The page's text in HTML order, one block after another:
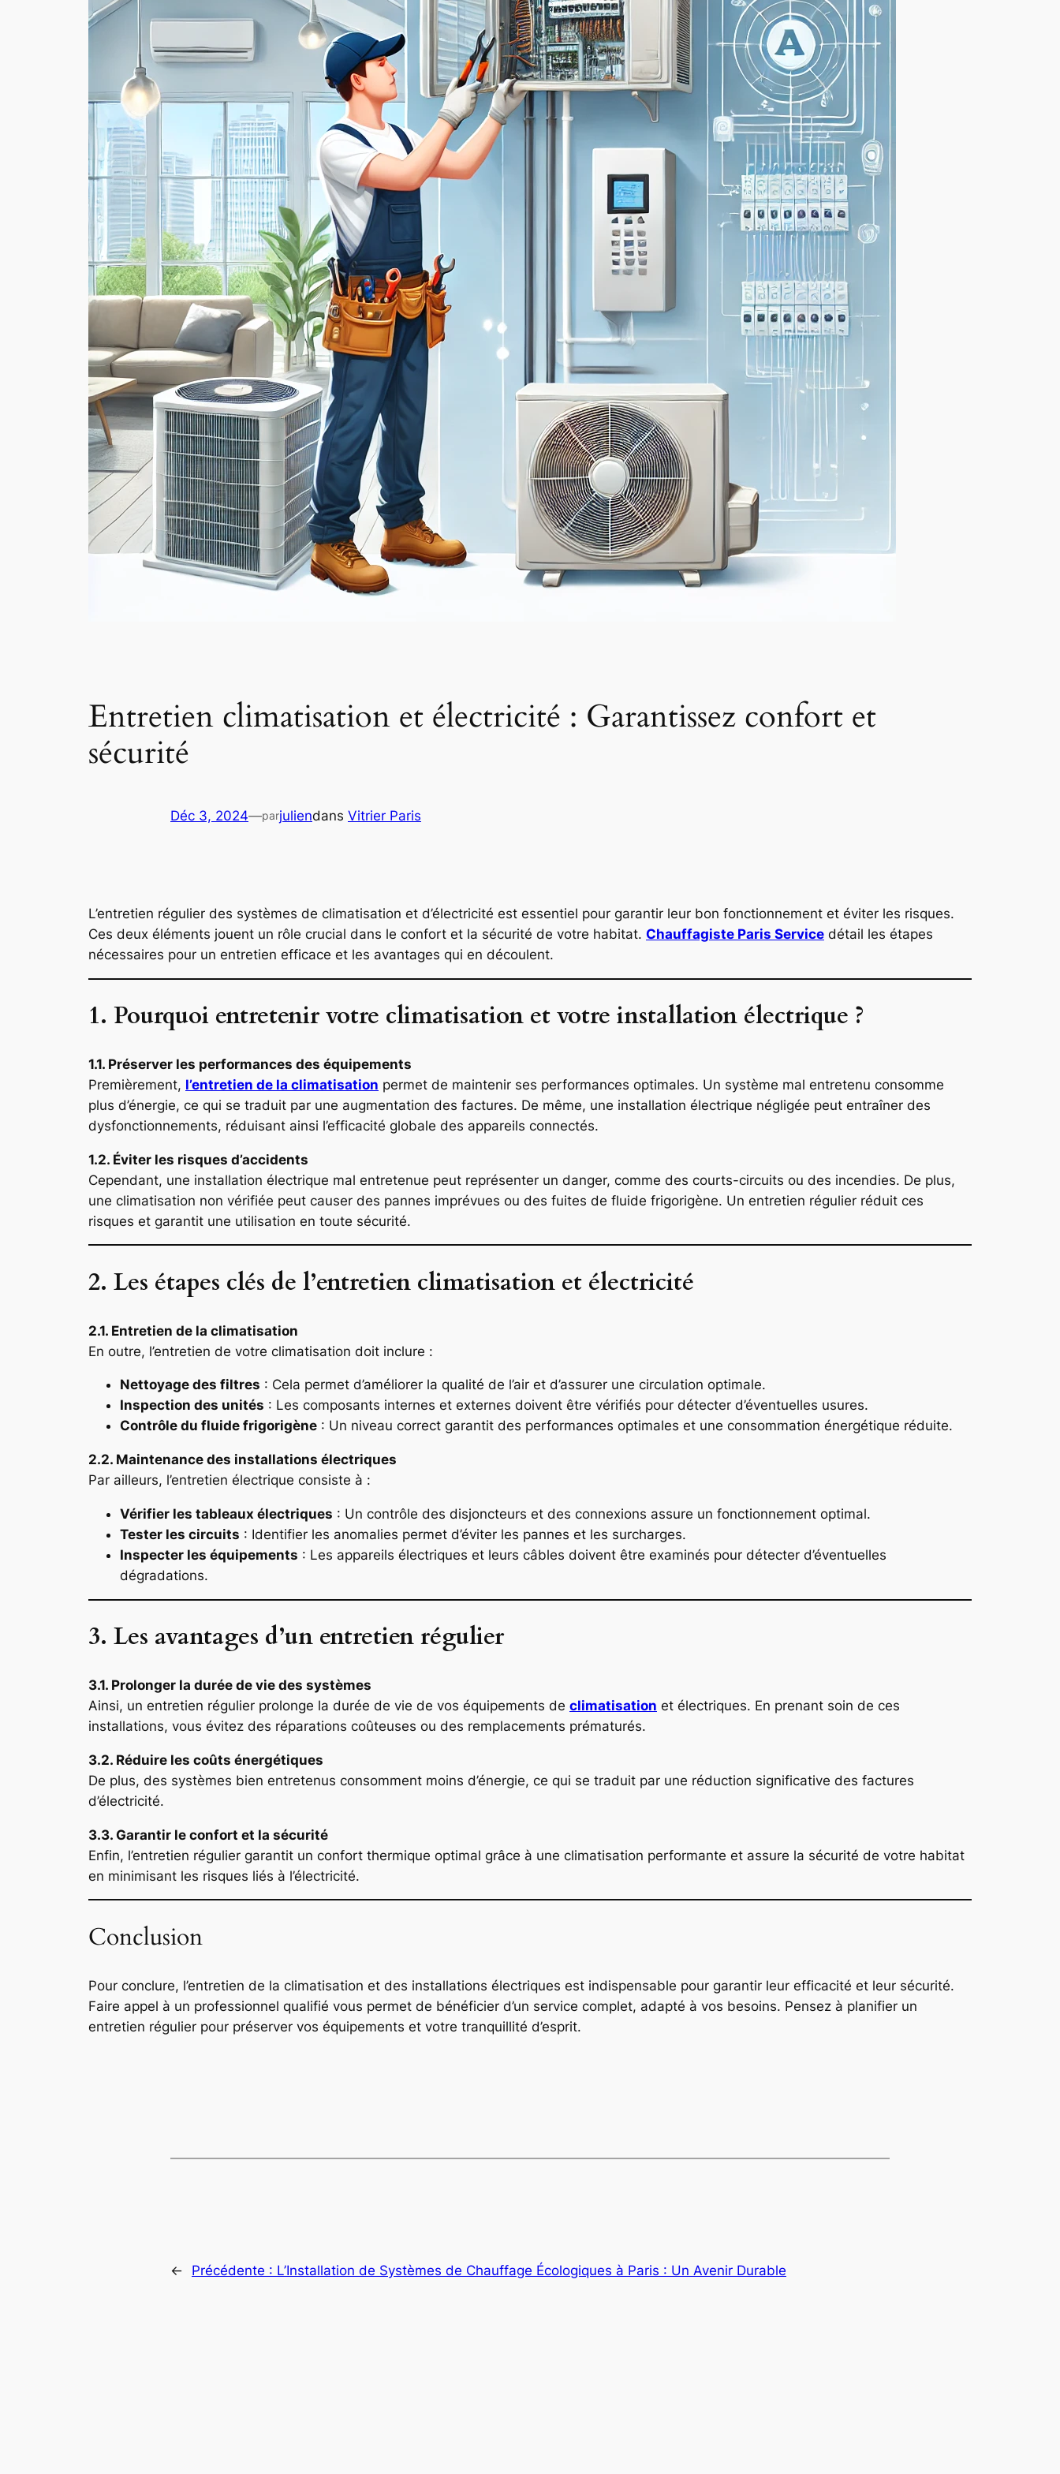
Entretien climatisation et électricité : Garantissez confort et
sécurité
Déc 3, 2024—parjuliendans Vitrier Paris
L’entretien régulier des systèmes de climatisation et d’électricité est essentiel pour garantir leur bon fonctionnement et éviter les risques.
Ces deux éléments jouent un rôle crucial dans le confort et la sécurité de votre habitat. Chauffagiste Paris Service détail les étapes
nécessaires pour un entretien efficace et les avantages qui en découlent.
1. Pourquoi entretenir votre climatisation et votre installation électrique ?
1.1. Préserver les performances des équipements
Premièrement, l’entretien de la climatisation permet de maintenir ses performances optimales. Un système mal entretenu consomme
plus d’énergie, ce qui se traduit par une augmentation des factures. De même, une installation électrique négligée peut entraîner des
dysfonctionnements, réduisant ainsi l’efficacité globale des appareils connectés.
1.2. Éviter les risques d’accidents
Cependant, une installation électrique mal entretenue peut représenter un danger, comme des courts-circuits ou des incendies. De plus,
une climatisation non vérifiée peut causer des pannes imprévues ou des fuites de fluide frigorigène. Un entretien régulier réduit ces
risques et garantit une utilisation en toute sécurité.
2. Les étapes clés de l’entretien climatisation et électricité
2.1. Entretien de la climatisation
En outre, l’entretien de votre climatisation doit inclure :
Nettoyage des filtres : Cela permet d’améliorer la qualité de l’air et d’assurer une circulation optimale.
Inspection des unités : Les composants internes et externes doivent être vérifiés pour détecter d’éventuelles usures.
Contrôle du fluide frigorigène : Un niveau correct garantit des performances optimales et une consommation énergétique réduite.
2.2. Maintenance des installations électriques
Par ailleurs, l’entretien électrique consiste à :
Vérifier les tableaux électriques : Un contrôle des disjoncteurs et des connexions assure un fonctionnement optimal.
Tester les circuits : Identifier les anomalies permet d’éviter les pannes et les surcharges.
Inspecter les équipements : Les appareils électriques et leurs câbles doivent être examinés pour détecter d’éventuelles
dégradations.
3. Les avantages d’un entretien régulier
3.1. Prolonger la durée de vie des systèmes
Ainsi, un entretien régulier prolonge la durée de vie de vos équipements de climatisation et électriques. En prenant soin de ces
installations, vous évitez des réparations coûteuses ou des remplacements prématurés.
3.2. Réduire les coûts énergétiques
De plus, des systèmes bien entretenus consomment moins d’énergie, ce qui se traduit par une réduction significative des factures
d’électricité.
3.3. Garantir le confort et la sécurité
Enfin, l’entretien régulier garantit un confort thermique optimal grâce à une climatisation performante et assure la sécurité de votre habitat
en minimisant les risques liés à l’électricité.
Conclusion
Pour conclure, l’entretien de la climatisation et des installations électriques est indispensable pour garantir leur efficacité et leur sécurité.
Faire appel à un professionnel qualifié vous permet de bénéficier d’un service complet, adapté à vos besoins. Pensez à planifier un
entretien régulier pour préserver vos équipements et votre tranquillité d’esprit.
← Précédente : L’Installation de Systèmes de Chauffage Écologiques à Paris : Un Avenir Durable